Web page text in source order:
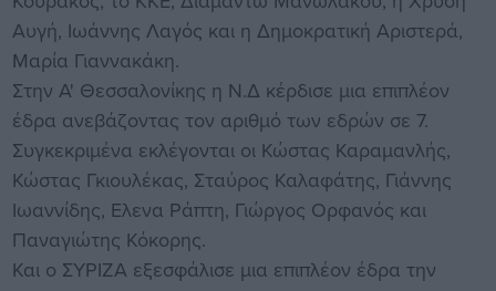
Αυγή, Ιωάννης Λαγός και η Δημοκρατική Αριστερά,
Μαρία Γιαννακάκη.
Στην Α' Θεσσαλονίκης η Ν.Δ κέρδισε μια επιπλέον
έδρα ανεβάζοντας τον αριθμό των εδρών σε 7.
Συγκεκριμένα εκλέγονται οι Κώστας Καραμανλής,
Κώστας Γκιουλέκας, Σταύρος Καλαφάτης, Γιάννης
Ιωαννίδης, Ελενα Ράπτη, Γιώργος Ορφανός και
Παναγιώτης Κόκορης.
Και ο ΣΥΡΙΖΑ εξεσφάλισε μια επιπλέον έδρα την